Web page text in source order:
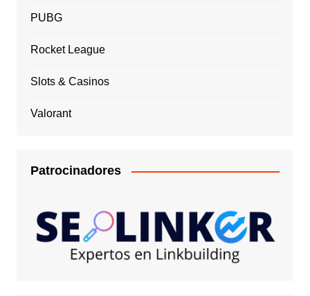
PUBG
Rocket League
Slots & Casinos
Valorant
Patrocinadores